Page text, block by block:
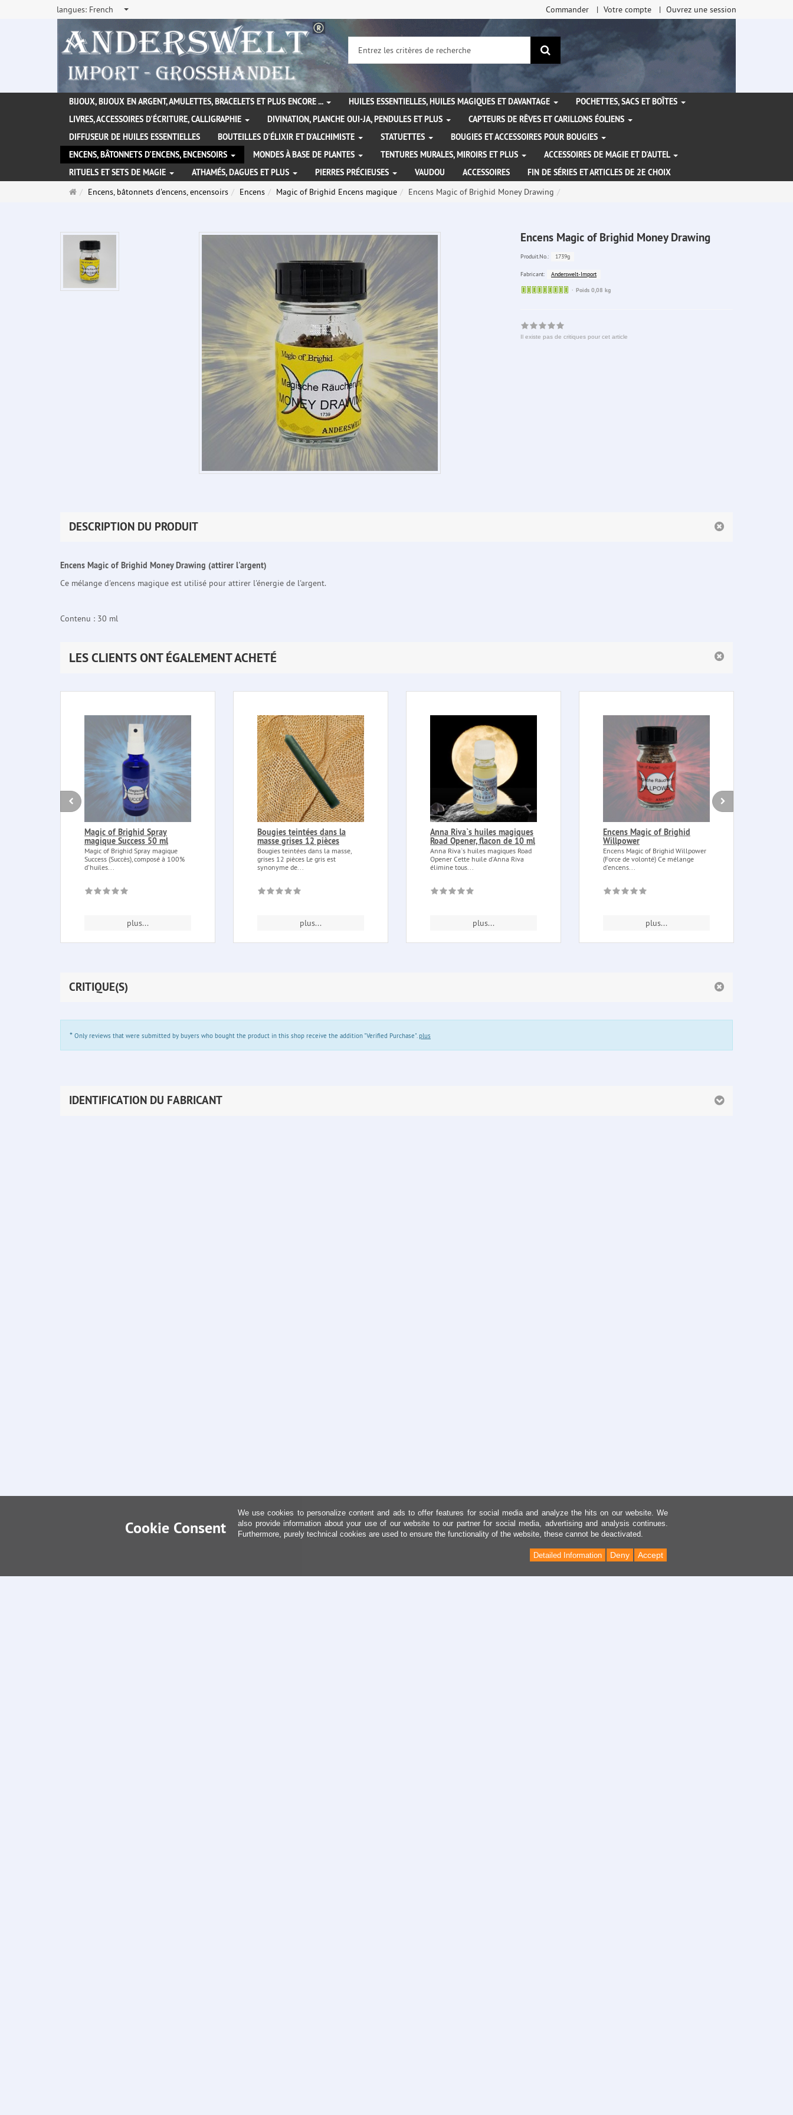
langues: French Commander Votre compte Ouvrez une session
Rechercher
BIJOUX, BIJOUX EN ARGENT, AMULETTES, BRACELETS ET PLUS ENCORE ... HUILES ESSENTIELLES, HUILES MAGIQUES ET DAVANTAGE
POCHETTES, SACS ET BOÎTES
LIVRES, ACCESSOIRES D'ÉCRITURE, CALLIGRAPHIE
DIVINATION, PLANCHE OUI-JA, PENDULES ET PLUS
CAPTEURS DE RÊVES ET CARILLONS ÉOLIENS
DIFFUSEUR DE HUILES ESSENTIELLES
BOUTEILLES D'ÉLIXIR ET D'ALCHIMISTE STATUETTES
BOUGIES ET ACCESSOIRES POUR BOUGIES
ENCENS, BÂTONNETS D'ENCENS, ENCENSOIRS
MONDES À BASE DE PLANTES TENTURES MURALES, MIROIRS ET PLUS
ACCESSOIRES DE MAGIE ET D'AUTEL
RITUELS ET SETS DE MAGIE
ATHAMÉS, DAGUES ET PLUS PIERRES PRÉCIEUSES VAUDOU ACCESSOIRES
FIN DE SÉRIES ET ARTICLES DE 2E CHOIX
PageEncens, bâtonnets d'encens, encensoirs Encens Magic of Brighid Encens magique Encens Magic of Brighid Money Drawing
Encens Magic of Brighid Money Drawing
Produit.No.: 1739g
Fabricant:
Anderswelt-Import
Sofort
Poids 0,08 kg
Il existe pas de critiques pour cet article
DESCRIPTION DU PRODUIT
Encens Magic of Brighid Money Drawing (attirer l'argent)
Ce mélange d'encens magique est utilisé pour attirer l'énergie de l'argent.
Contenu : 30 ml
LES CLIENTS ONT ÉGALEMENT ACHETÉ
Magic of Brighid Spray
magique Success 50 ml
Magic of Brighid Spray magique
Success (Succès), composé à 100%
d'huiles...
plus...
Bougies teintées dans la
masse grises 12 pièces
Bougies teintées dans la masse,
grises 12 pièces Le gris est
synonyme de...
plus...
Anna Riva`s huiles magiques
Road Opener, flacon de 10 ml
Anna Riva`s huiles magiques Road
Opener Cette huile d'Anna Riva
élimine tous...
plus...
Encens Magic of Brighid
Willpower
Encens Magic of Brighid Willpower
(Force de volonté) Ce mélange
d'encens...
plus...
CRITIQUE(S)
* Only reviews that were submitted by buyers who bought the product in this shop receive the addition "Verified Purchase".plus
IDENTIFICATION DU FABRICANT
Cookie Consent
We use cookies to personalize content and ads to offer features for social media and analyze the hits on our website. We
also provide information about your use of our website to our partner for social media, advertising and analysis continues.
Furthermore, purely technical cookies are used to ensure the functionality of the website, these cannot be deactivated.
Accept
Deny
Detailed Information